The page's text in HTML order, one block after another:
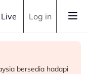
Live Log in
cecah 60 hektar,
berkaitan haba
bersedia hadapi